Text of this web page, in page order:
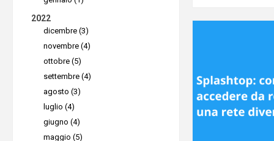
reparto
La
Oggi i
scala.
Mass
Una
2022
dicembre (3)
novembre (4)
ottobre (5)
settembre (4)
agosto (3)
luglio (4)
giugno (4)
maggio (5)